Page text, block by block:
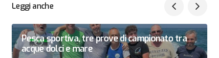
Leggi anche
Pesca sportiva, tre prove di campionato tra
acque dolci e mare